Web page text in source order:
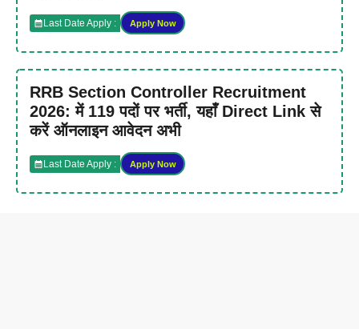
Last Date Apply : Apply Now
RRB Section Controller Recruitment
2026: में 119 पदों पर भर्ती, यहाँ Direct Link से
करें ऑनलाइन आवेदन अभी
Last Date Apply : Apply Now